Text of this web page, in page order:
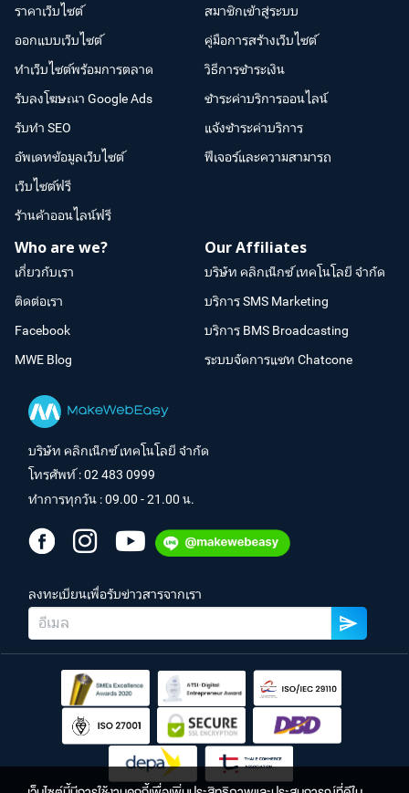
ราคาเว็บไซต์
ออกแบบเว็บไซต์
ทำเว็บไซต์พร้อมการตลาด
รับลงโฆษณา Google Ads
รับทำ SEO
อัพเดทข้อมูลเว็บไซต์
เว็บไซต์ฟรี
ร้านค้าออนไลน์ฟรี
สมาชิกเข้าสู่ระบบ
คู่มือการสร้างเว็บไซต์
วิธีการชำระเงิน
ชำระค่าบริการออนไลน์
แจ้งชำระค่าบริการ
ฟีเจอร์และความสามารถ
Who are we?
เกี่ยวกับเรา
ติดต่อเรา
Facebook
MWE Blog
Our Affiliates
บริษัท คลิกเน็กซ์ เทคโนโลยี จำกัด
บริการ SMS Marketing
บริการ BMS Broadcasting
ระบบจัดการแชท Chatcone
บริษัท คลิกเน็กซ์ เทคโนโลยี จำกัด
โทรศัพท์ :02 483 0999
ทำการทุกวัน : 09.00 - 21.00 น.
ลงทะเบียนเพื่อรับข่าวสารจากเรา